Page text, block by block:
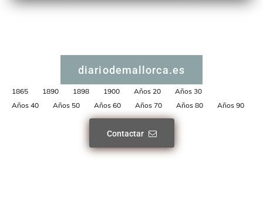
diariodemallorca.es
1865 1890 1898 1900 Años 20
Años 30
Años 40
Años 50 Años 60 Años 70 Años 80 Años 90
Contactar